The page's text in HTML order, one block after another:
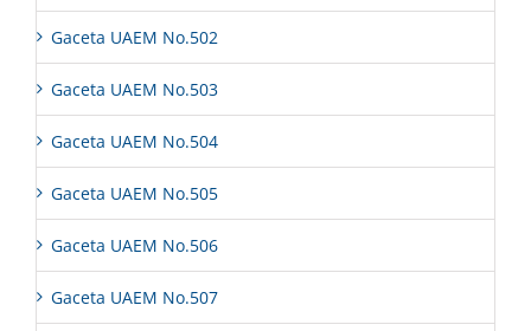
Gaceta UAEM No.502
Gaceta UAEM No.503
Gaceta UAEM No.504
Gaceta UAEM No.505
Gaceta UAEM No.506
Gaceta UAEM No.507